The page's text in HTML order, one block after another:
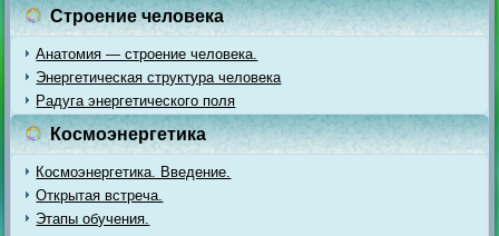
Строение человека
Анатомия — строение человека.
Энергетическая структура человека
Радуга энергетического поля
Космоэнергетика
Космоэнергетика. Введение.
Открытая встреча.
Этапы обучения.